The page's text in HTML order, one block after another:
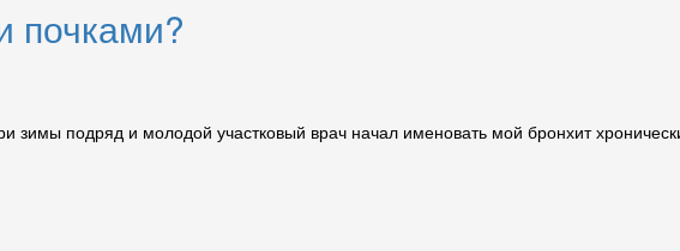
почками?
зимы подряд и молодой участковый врач начал именовать мой бронхит